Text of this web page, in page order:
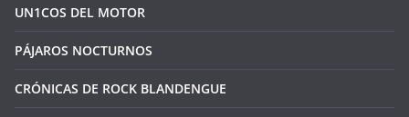
UN1COS DEL MOTOR
PÁJAROS NOCTURNOS
CRÓNICAS DE ROCK BLANDENGUE